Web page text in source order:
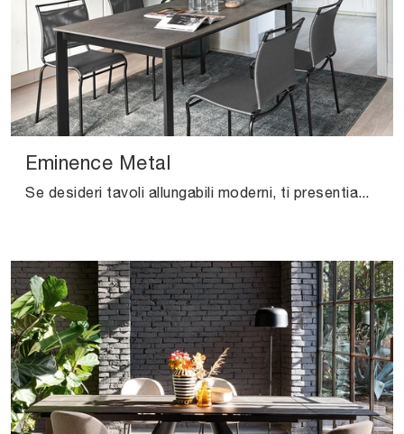
Eminence Metal
Se desideri tavoli allungabili moderni, ti presentiamo il modello da cucina in melaminico Eminence Metal del brand Connubia.